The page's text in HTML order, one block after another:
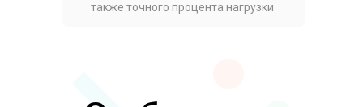
также точного процента нагрузки